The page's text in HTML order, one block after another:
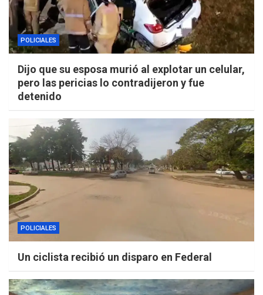
POLICIALES
Dijo que su esposa murió al explotar un celular,
pero las pericias lo contradijeron y fue
detenido
POLICIALES
Un ciclista recibió un disparo en Federal